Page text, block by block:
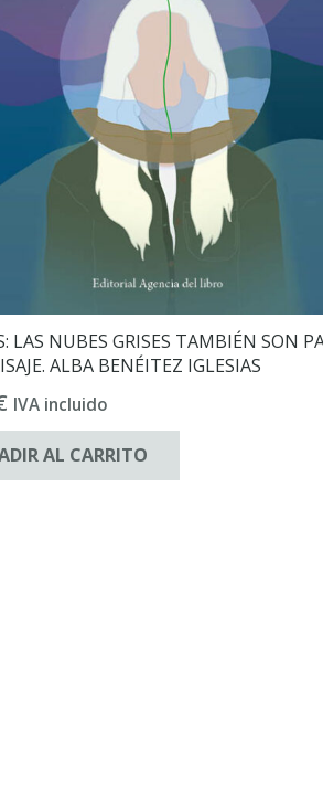
LAS NUBES GRISES TAMBIÉN SON
ALBA BENÉITEZ IGLESIAS
IVA incluido
AL CARRITO